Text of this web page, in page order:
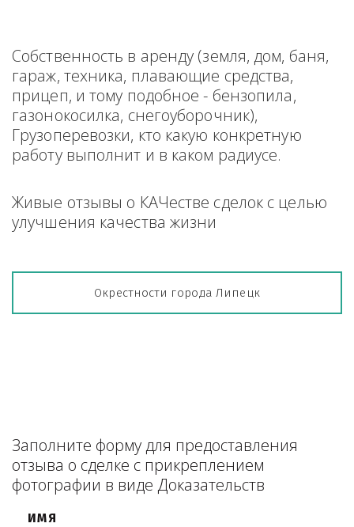
Собственность в аренду (земля, дом, баня,
гараж, техника, плавающие средства,
прицеп, и тому подобное - бензопила,
газонокосилка, снегоуборочник),
Грузоперевозки, кто какую конкретную
работу выполнит и в каком радиусе.
Живые отзывы о КАЧестве сделок с целью
улучшения качества жизни
Окрестности города Липецк
Заполните форму для предоставления
отзыва о сделке с прикреплением
фотографии в виде Доказательств
ИМЯ